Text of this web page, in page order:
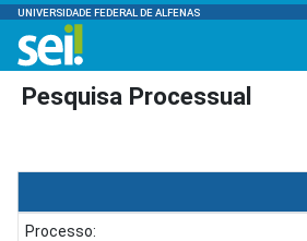
UNIVERSIDADE FEDERAL DE ALFENAS
Pesquisa Processual
Processo: